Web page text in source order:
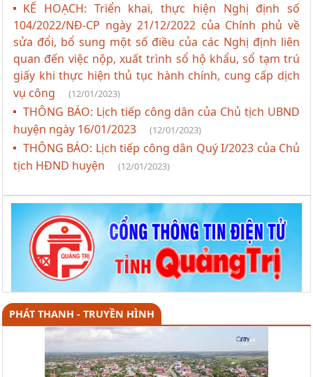
KẾ HOẠCH: Triển khai, thực hiện Nghị định số
104/2022/NĐ-CP ngày 21/12/2022 của Chính phủ về
sửa đổi, bổ sung một số điều của các Nghị định liên
quan đến việc nộp, xuất trình sổ hộ khẩu, sổ tạm trú
giấy khi thực hiện thủ tục hành chính, cung cấp dịch
vụ công
(12/01/2023)
THÔNG BÁO: Lịch tiếp công dân của Chủ tịch UBND
huyện ngày 16/01/2023
(12/01/2023)
THÔNG BÁO: Lịch tiếp công dân Quý I/2023 của Chủ
tịch HĐND huyện
(12/01/2023)
PHÁT THANH - TRUYỀN HÌNH